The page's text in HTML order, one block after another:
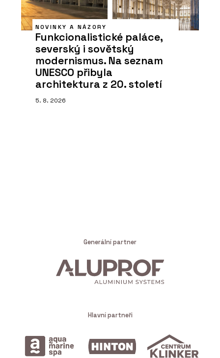
NOVINKY A NÁZORY
Funkcionalistické paláce,
severský i sovětský
modernismus. Na seznam
UNESCO přibyla
architektura z 20. století
5. 8. 2026
Generální partner
Hlavní partneři